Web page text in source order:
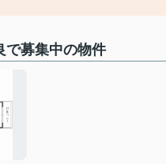
で募集中の物件